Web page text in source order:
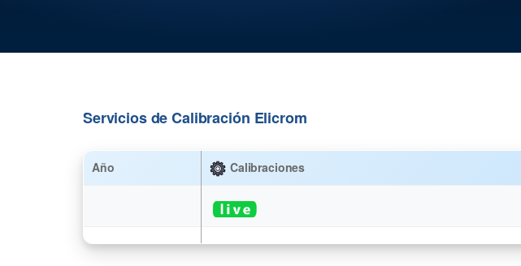
Servicios de Calibración Elicrom
Año Calibraciones